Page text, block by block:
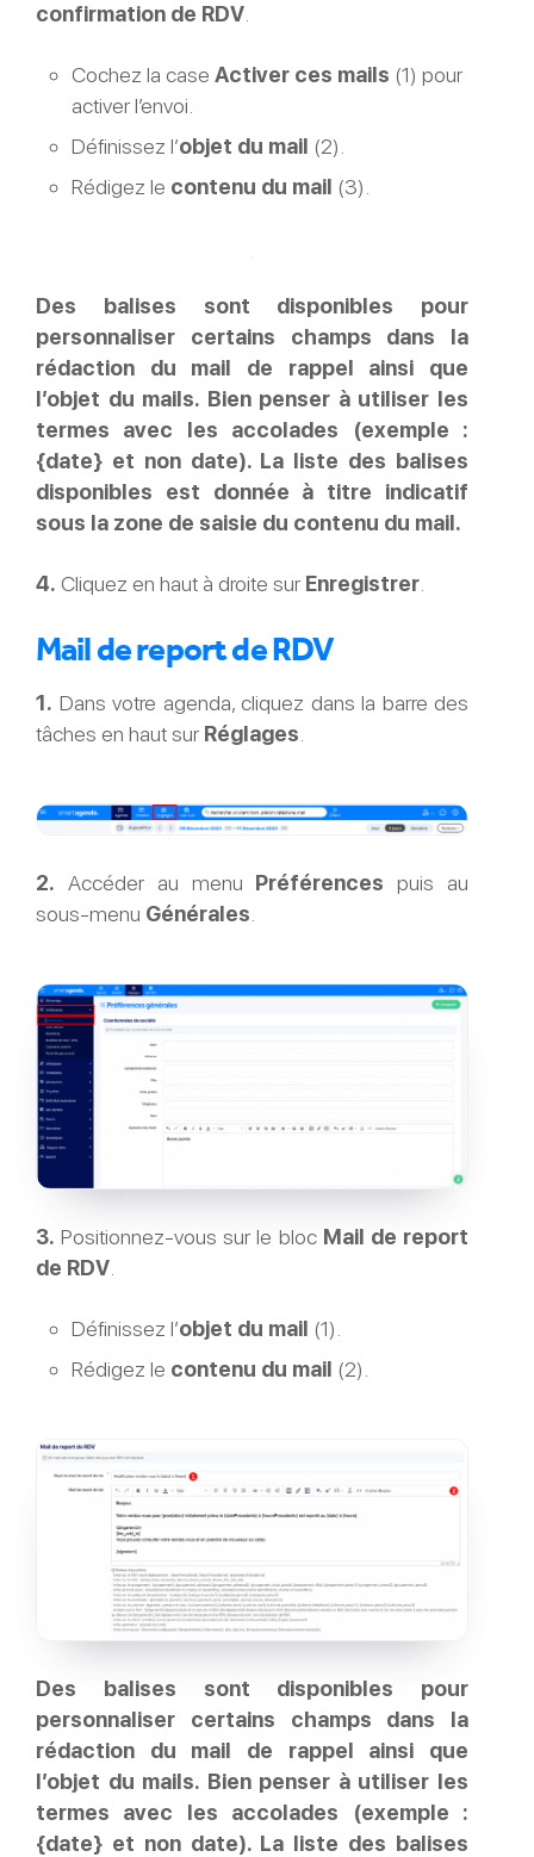
confirmation de RDV.
Cochez la case Activer ces mails (1) pour
activer l’envoi.
Définissez l’objet du mail (2).
Rédigez le contenu du mail (3).
Des balises sont disponibles pour
personnaliser certains champs dans la
rédaction du mail de rappel ainsi que
l’objet du mails. Bien penser à utiliser les
termes avec les accolades (exemple :
{date} et non date). La liste des balises
disponibles est donnée à titre indicatif
sous la zone de saisie du contenu du mail.
4. Cliquez en haut à droite sur Enregistrer.
Mail de report de RDV
1. Dans votre agenda, cliquez dans la barre des
tâches en haut sur Réglages.
2. Accéder au menu Préférences puis au
sous-menu Générales
3. Positionnez-vous sur le bloc Mail de report
de RDV
Définissez l’objet du mail (1).
Rédigez le contenu du mail (2).
Des balises sont disponibles pour
personnaliser certains champs dans la
rédaction du mail de rappel ainsi que
l’objet du mails. Bien penser à utiliser les
termes avec les accolades (exemple :
{date} et non date). La liste des balises